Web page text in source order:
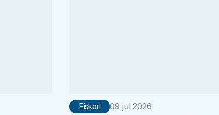
Fiskeri 09 jul 2026